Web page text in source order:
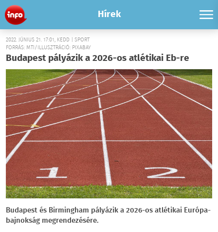
Hírek
2022. JÚNIUS 21. 17:01, KEDD | SPORT
FORRÁS: MTI/ILLUSZTRÁCIÓ: PIXABAY
Budapest pályázik a 2026-os atlétikai Eb-re
Budapest és Birmingham pályázik a 2026-os atlétikai Európa-
bajnokság megrendezésére.